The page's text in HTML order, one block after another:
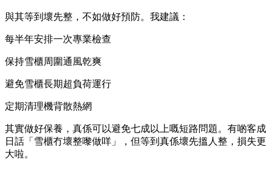
與其等到壞先整，不如做好預防。我建議：
每半年安排一次專業檢查
保持雪櫃周圍通風乾爽
避免雪櫃長期超負荷運行
定期清理機背散熱網
其實做好保養，真係可以避免七成以上嘅短路問題。有啲客成
日話「雪櫃冇壞整嚟做咩」，但等到真係壞先搵人整，損失更
大啦。